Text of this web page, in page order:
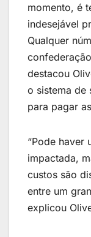
momento, é
indesejável
Qualquer
destacou
o sistema de
para pagar
“Pode haver
impactada,
custos são
entre um
explicou